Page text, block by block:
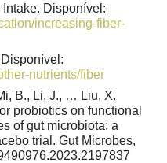
Disponível:
increasing-fiber-
nutrients/fiber
B., Li, J., … Liu, X.
probiotics on functional
of gut microbiota: a
trial. Gut Microbes,